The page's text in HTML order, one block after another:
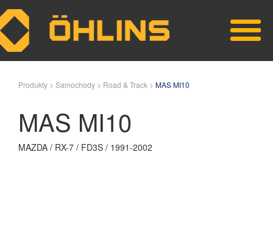
Produkty > Samochody > Road & Track > MAS MI10
MAS MI10
MAZDA / RX-7 / FD3S / 1991-2002